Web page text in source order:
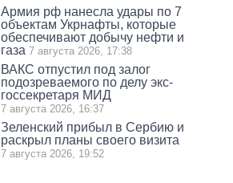
Армия рф нанесла удары по 7
объектам Укрнафты, которые
обеспечивают добычу нефти и
газа 7 августа 2026, 17:38
ВАКС отпустил под залог
подозреваемого по делу экс-
госсекретаря МИД
7 августа 2026, 16:37
Зеленский прибыл в Сербию и
раскрыл планы своего визита
7 августа 2026, 19:52